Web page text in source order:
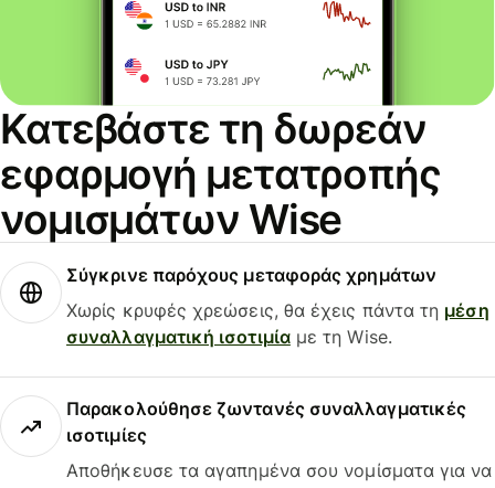
Κατεβάστε τη δωρεάν
εφαρμογή μετατροπής
νομισμάτων Wise
Σύγκρινε παρόχους μεταφοράς χρημάτων
Χωρίς κρυφές χρεώσεις, θα έχεις πάντα τη μέση
συναλλαγματική ισοτιμίαμε τη Wise.
Παρακολούθησε ζωντανές συναλλαγματικές
ισοτιμίες
Αποθήκευσε τα αγαπημένα σου νομίσματα για να